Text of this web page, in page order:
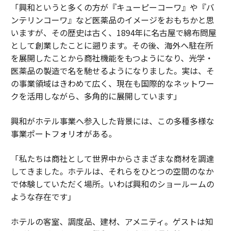
「興和というと多くの方が『キューピーコーワ』や『バ
ンテリンコーワ』など医薬品のイメージをおもちかと思
いますが、その歴史は古く、1894年に名古屋で綿布問屋
として創業したことに遡ります。その後、海外へ駐在所
を展開したことから商社機能をもつようになり、光学・
医薬品の製造で名を馳せるようになりました。実は、そ
の事業領域はきわめて広く、現在も国際的なネットワー
クを活用しながら、多角的に展開しています」
興和がホテル事業へ参入した背景には、この多種多様な
事業ポートフォリオがある。
「私たちは商社として世界中からさまざまな商材を調達
してきました。ホテルは、それらをひとつの空間のなか
で体験していただく場所。いわば興和のショールームの
ような存在です」
ホテルの客室、調度品、建材、アメニティ。ゲストは知